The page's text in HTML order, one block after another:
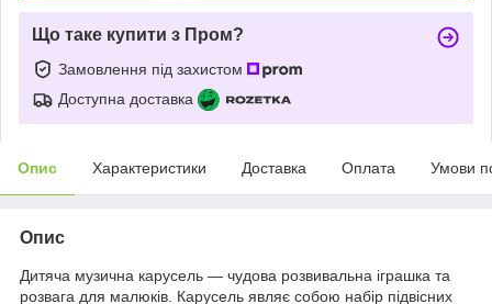
Що таке купити з Пром?
Замовлення під захистом
Доступна доставка
Опис Характеристики Доставка Оплата Умови
Опис
Дитяча музична карусель — чудова розвивальна іграшка та
розвага для малюків. Карусель являє собою набір підвісних